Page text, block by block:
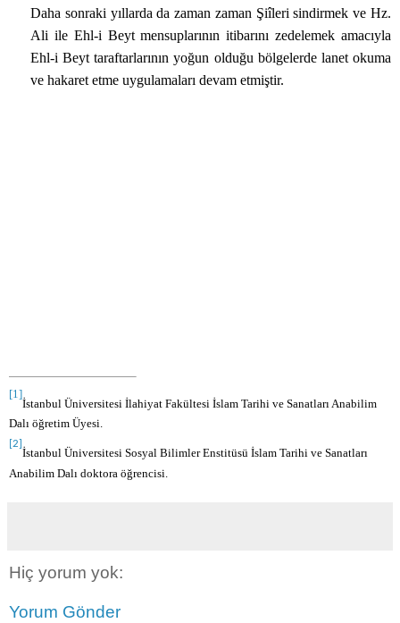
Daha sonraki yıllarda da zaman zaman Şiîleri sindirmek ve Hz.
Ali ile Ehl-i Beyt mensuplarının itibarını zedelemek amacıyla
Ehl-i Beyt taraftarlarının yoğun olduğu bölgelerde lanet okuma
ve hakaret etme uygulamaları devam etmiştir.
[1]
İstanbul Üniversitesi İlahiyat Fakültesi İslam Tarihi ve Sanatları Anabilim
Dalı öğretim Üyesi.
[2]
İstanbul Üniversitesi Sosyal Bilimler Enstitüsü İslam Tarihi ve Sanatları
Anabilim Dalı doktora öğrencisi.
Hiç yorum yok:
Yorum Gönder